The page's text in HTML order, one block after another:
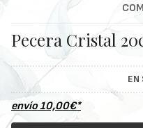
Pecera Cristal
EN
envío10,00€*